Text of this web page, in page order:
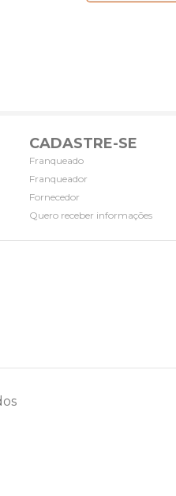
CADASTRE-SE
Franqueado
Franqueador
Fornecedor
Quero receber informações